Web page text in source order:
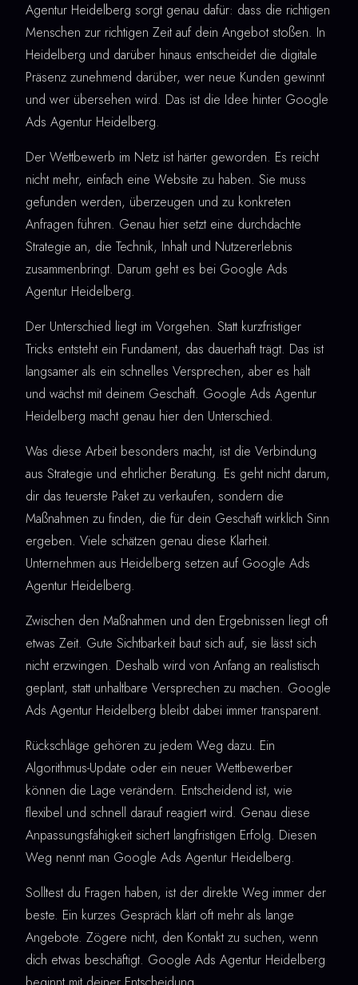
Agentur Heidelberg sorgt genau dafür: dass die richtigen
Menschen zur richtigen Zeit auf dein Angebot stoßen. In
Heidelberg und darüber hinaus entscheidet die digitale
Präsenz zunehmend darüber, wer neue Kunden gewinnt
und wer übersehen wird. Das ist die Idee hinter Google
Ads Agentur Heidelberg.
Der Wettbewerb im Netz ist härter geworden. Es reicht
nicht mehr, einfach eine Website zu haben. Sie muss
gefunden werden, überzeugen und zu konkreten
Anfragen führen. Genau hier setzt eine durchdachte
Strategie an, die Technik, Inhalt und Nutzererlebnis
zusammenbringt. Darum geht es bei Google Ads
Agentur Heidelberg.
Der Unterschied liegt im Vorgehen. Statt kurzfristiger
Tricks entsteht ein Fundament, das dauerhaft trägt. Das ist
langsamer als ein schnelles Versprechen, aber es hält
und wächst mit deinem Geschäft. Google Ads Agentur
Heidelberg macht genau hier den Unterschied.
Was diese Arbeit besonders macht, ist die Verbindung
aus Strategie und ehrlicher Beratung. Es geht nicht darum,
dir das teuerste Paket zu verkaufen, sondern die
Maßnahmen zu finden, die für dein Geschäft wirklich Sinn
ergeben. Viele schätzen genau diese Klarheit.
Unternehmen aus Heidelberg setzen auf Google Ads
Agentur Heidelberg.
Zwischen den Maßnahmen und den Ergebnissen liegt oft
etwas Zeit. Gute Sichtbarkeit baut sich auf, sie lässt sich
nicht erzwingen. Deshalb wird von Anfang an realistisch
geplant, statt unhaltbare Versprechen zu machen. Google
Ads Agentur Heidelberg bleibt dabei immer transparent.
Rückschläge gehören zu jedem Weg dazu. Ein
Algorithmus-Update oder ein neuer Wettbewerber
können die Lage verändern. Entscheidend ist, wie
flexibel und schnell darauf reagiert wird. Genau diese
Anpassungsfähigkeit sichert langfristigen Erfolg. Diesen
Weg nennt man Google Ads Agentur Heidelberg.
Solltest du Fragen haben, ist der direkte Weg immer der
beste. Ein kurzes Gespräch klärt oft mehr als lange
Angebote. Zögere nicht, den Kontakt zu suchen, wenn
dich etwas beschäftigt. Google Ads Agentur Heidelberg